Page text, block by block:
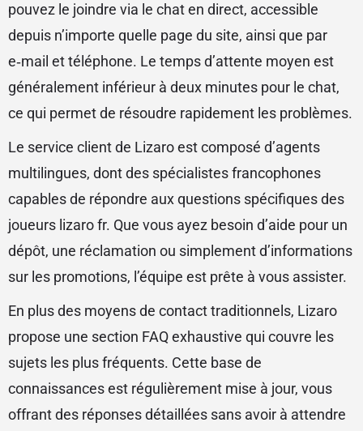
pouvez le joindre via le chat en direct, accessible
depuis n’importe quelle page du site, ainsi que par
e‑mail et téléphone. Le temps d’attente moyen est
généralement inférieur à deux minutes pour le chat,
ce qui permet de résoudre rapidement les problèmes.
Le service client de Lizaro est composé d’agents
multilingues, dont des spécialistes francophones
capables de répondre aux questions spécifiques des
joueurs lizaro fr. Que vous ayez besoin d’aide pour un
dépôt, une réclamation ou simplement d’informations
sur les promotions, l’équipe est prête à vous assister.
En plus des moyens de contact traditionnels, Lizaro
propose une section FAQ exhaustive qui couvre les
sujets les plus fréquents. Cette base de
connaissances est régulièrement mise à jour, vous
offrant des réponses détaillées sans avoir à attendre